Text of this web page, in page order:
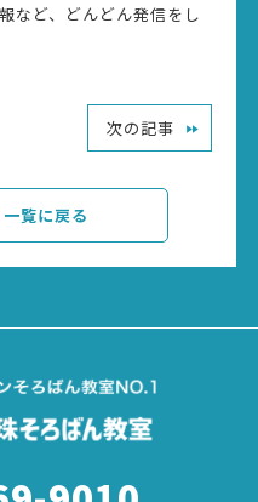
など、どんどん発信をし
次の記事
覧に戻る